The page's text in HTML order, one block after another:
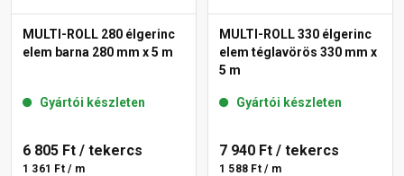
MULTI-ROLL 280 élgerinc
elem barna 280 mm x 5 m
Gyártói készleten
6 805 Ft / tekercs
1 361 Ft / m
MULTI-ROLL 330 élgerinc
elem téglavörös 330 mm x
5 m
Gyártói készleten
7 940 Ft / tekercs
1 588 Ft / m